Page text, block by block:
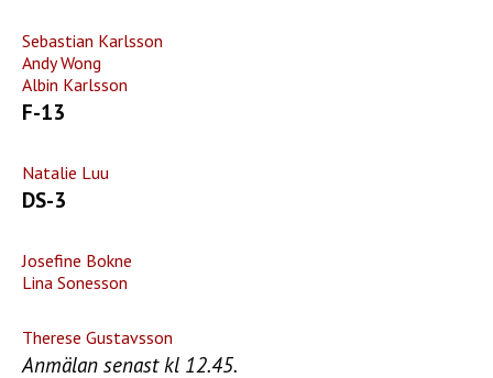
Sebastian Karlsson
Andy Wong
Albin Karlsson
F-13
Natalie Luu
DS-3
Josefine Bokne
Lina Sonesson
Therese Gustavsson
Anmälan senast kl 12.45.